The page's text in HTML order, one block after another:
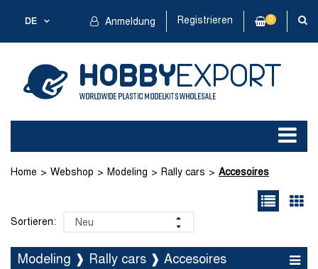
DE Anmeldung Registrieren 0
Home Webshop Modeling Rally cars Accesoires
Sortieren:
Modeling ❱ Rally cars ❱ Accesoires